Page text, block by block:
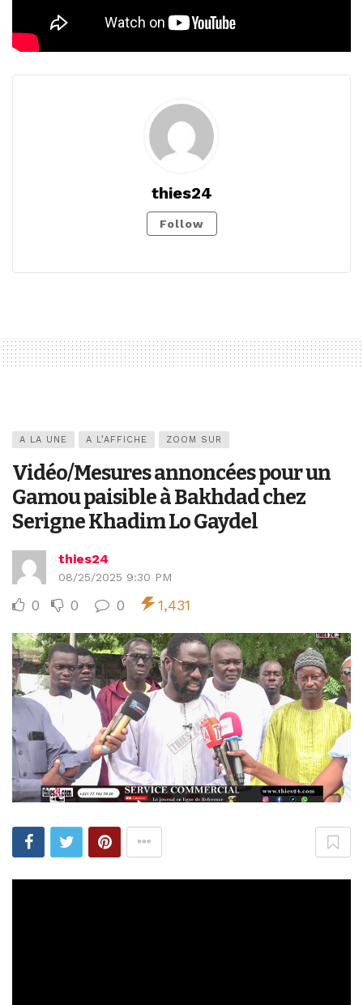
thies24
Follow
A LA UNE A L’AFFICHE ZOOM SUR
Vidéo/Mesures annoncées pour un
Gamou paisible à Bakhdad chez
Serigne Khadim Lo Gaydel
thies24
08/25/2025 9:30 PM
0 0 0 1,431